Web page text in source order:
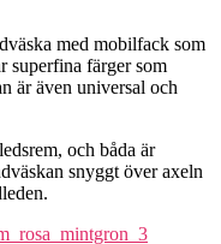
med mobilfack som
superfina färger som
är även universal och
och båda är
snyggt över axeln